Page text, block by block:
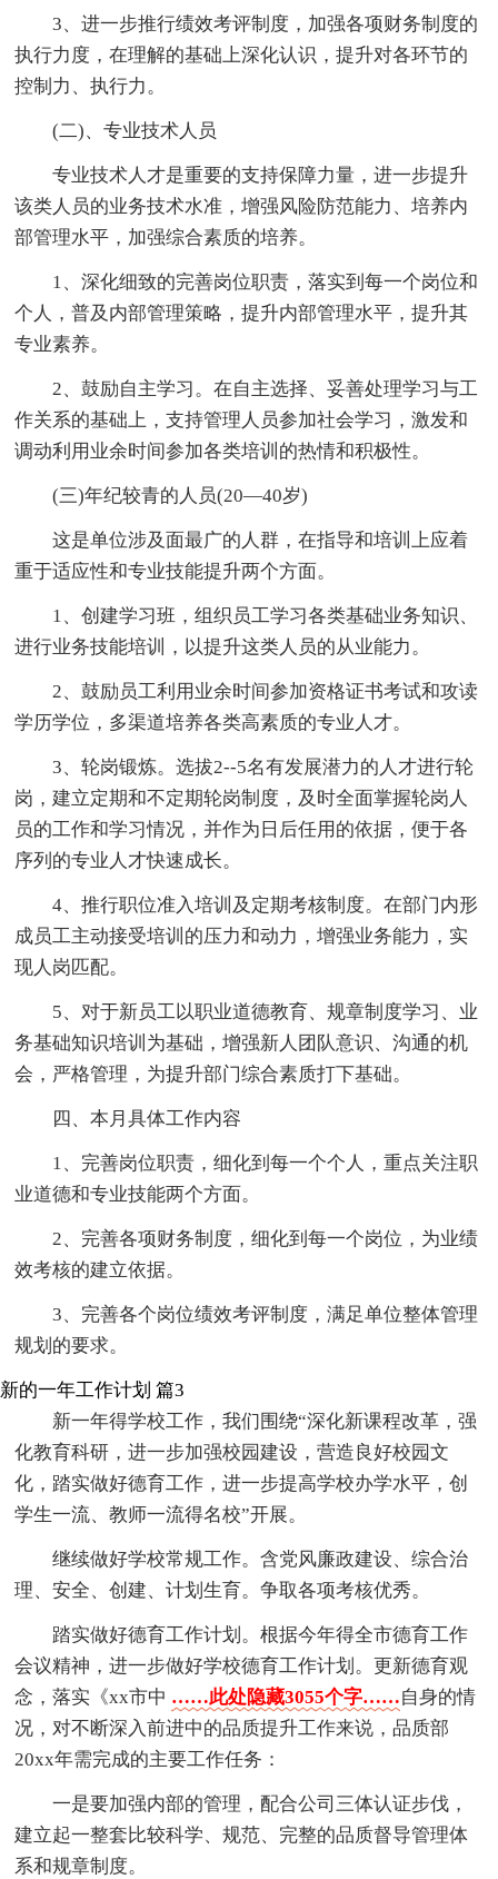
3、进一步推行绩效考评制度，加强各项财务制度的
执行力度，在理解的基础上深化认识，提升对各环节的
控制力、执行力。
(二)、专业技术人员
专业技术人才是重要的支持保障力量，进一步提升
该类人员的业务技术水准，增强风险防范能力、培养内
部管理水平，加强综合素质的培养。
1、深化细致的完善岗位职责，落实到每一个岗位和
个人，普及内部管理策略，提升内部管理水平，提升其
专业素养。
2、鼓励自主学习。在自主选择、妥善处理学习与工
作关系的基础上，支持管理人员参加社会学习，激发和
调动利用业余时间参加各类培训的热情和积极性。
(三)年纪较青的人员(20—40岁)
这是单位涉及面最广的人群，在指导和培训上应着
重于适应性和专业技能提升两个方面。
1、创建学习班，组织员工学习各类基础业务知识、
进行业务技能培训，以提升这类人员的从业能力。
2、鼓励员工利用业余时间参加资格证书考试和攻读
学历学位，多渠道培养各类高素质的专业人才。
3、轮岗锻炼。选拔2--5名有发展潜力的人才进行轮
岗，建立定期和不定期轮岗制度，及时全面掌握轮岗人
员的工作和学习情况，并作为日后任用的依据，便于各
序列的专业人才快速成长。
4、推行职位准入培训及定期考核制度。在部门内形
成员工主动接受培训的压力和动力，增强业务能力，实
现人岗匹配。
5、对于新员工以职业道德教育、规章制度学习、业
务基础知识培训为基础，增强新人团队意识、沟通的机
会，严格管理，为提升部门综合素质打下基础。
四、本月具体工作内容
1、完善岗位职责，细化到每一个个人，重点关注职
业道德和专业技能两个方面。
2、完善各项财务制度，细化到每一个岗位，为业绩
效考核的建立依据。
3、完善各个岗位绩效考评制度，满足单位整体管理
规划的要求。
新的一年工作计划 篇3
新一年得学校工作，我们围绕“深化新课程改革，强
化教育科研，进一步加强校园建设，营造良好校园文
化，踏实做好德育工作，进一步提高学校办学水平，创
学生一流、教师一流得名校”开展。
继续做好学校常规工作。含党风廉政建设、综合治
理、安全、创建、计划生育。争取各项考核优秀。
踏实做好德育工作计划。根据今年得全市德育工作
会议精神，进一步做好学校德育工作计划。更新德育观
念，落实《xx市中 ……此处隐藏3055个字……自身的情
况，对不断深入前进中的品质提升工作来说，品质部
20xx年需完成的主要工作任务：
一是要加强内部的管理，配合公司三体认证步伐，
建立起一整套比较科学、规范、完整的品质督导管理体
系和规章制度。